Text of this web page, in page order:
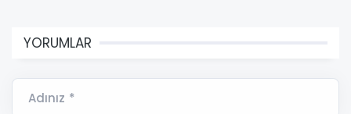
YORUMLAR
Adınız *